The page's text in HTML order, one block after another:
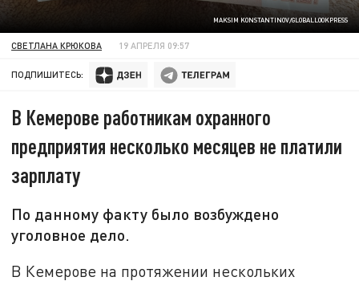
MAKSIM KONSTANTINOV/GLOBALLOOKPRESS
СВЕТЛАНА КРЮКОВА 19 АПРЕЛЯ 09:57
ПОДПИШИТЕСЬ:
В Кемерове работникам охранного
предприятия несколько месяцев не платили
зарплату
По данному факту было возбуждено
уголовное дело.
В Кемерове на протяжении нескольких